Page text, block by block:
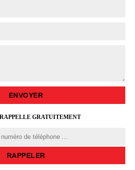
GRATUITEMENT